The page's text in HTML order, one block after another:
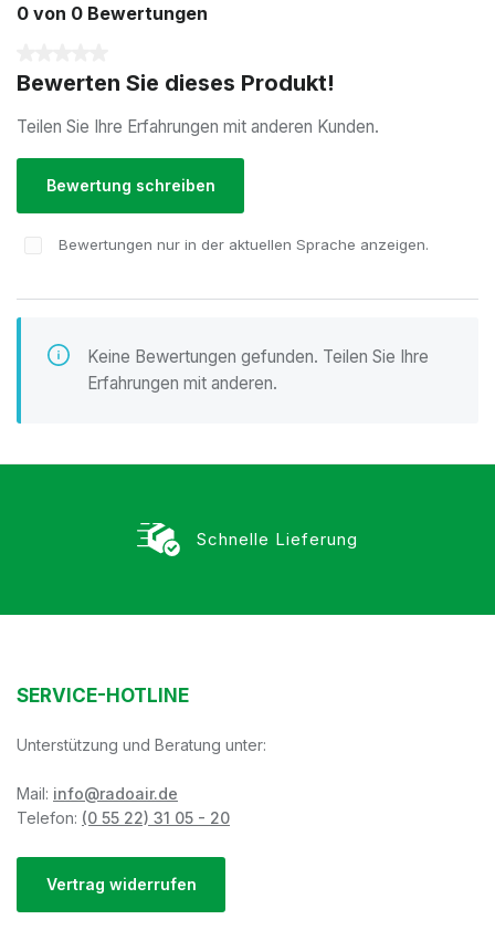
0 von 0 Bewertungen
Bewerten Sie dieses Produkt!
Teilen Sie Ihre Erfahrungen mit anderen Kunden.
Bewertung schreiben
Bewertungen nur in der aktuellen Sprache anzeigen.
Keine Bewertungen gefunden. Teilen Sie Ihre
Erfahrungen mit anderen.
Schnelle Lieferung
SERVICE-HOTLINE
Unterstützung und Beratung unter:
Mail: info@radoair.de
Telefon: (0 55 22) 31 05 - 20
Vertrag widerrufen